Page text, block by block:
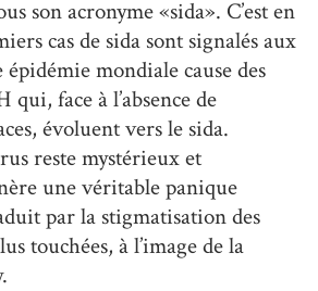
son acronyme «sida». C’est en
cas de sida sont signalés aux
mondiale cause des
face à l’absence de
évoluent vers le sida.
reste mystérieux et
une véritable panique
par la stigmatisation des
touchées, à l’image de la